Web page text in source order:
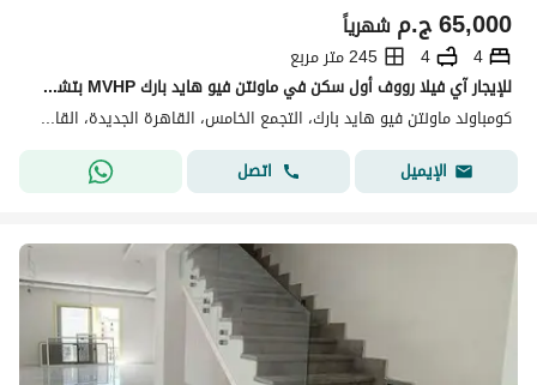
ج.م65,000 شهرياً
4
4
245 متر مربع
للإيجار آي فيلا رووف أول سكن في ماونتن فيو هايد بارك MVHP بتشطيبات مميزة مطبخ مجهز وتكييفات فى موقع مميز بسعر 65 ألف
كومباوند ماونتن فيو هايد بارك، التجمع الخامس، القاهرة الجديدة، القاهرة
الإيميل
اتصل